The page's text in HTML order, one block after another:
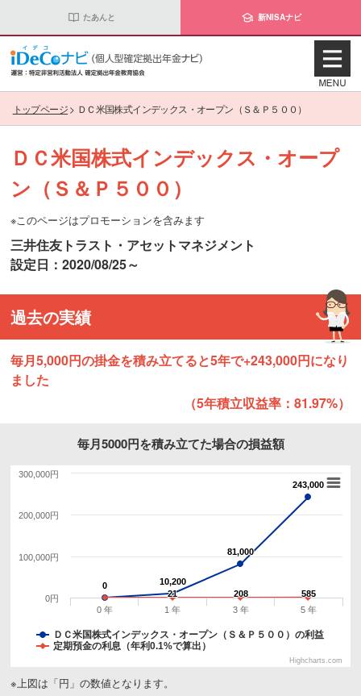
たあんと 新NISAナビ
トップページ> ＤＣ米国株式インデックス・オープン（Ｓ＆Ｐ５００）
ＤＣ米国株式インデックス・オープ
ン（Ｓ＆Ｐ５００）
※このページはプロモーションを含みます
三井住友トラスト・アセットマネジメント
設定日：2020/08/25～
過去の実績
毎月5,000円の掛金を積み立てると5年で+243,000円になり
ました
（5年積立収益率：81.97%）
毎月5000円を積み立てた場合の損益額
0
0 10,200
10,200
81,000
81,000
243,000
243,000
21
21 208
208 585
585
ＤＣ米国株式インデックス・オープン（Ｓ＆Ｐ５００）の利益
定期預金の利息（年利0.1%で算出）
0 年 1 年 3 年 5 年
0円
100,000円
200,000円
300,000円
Highcharts.com
※上図は「円」の数値となります。